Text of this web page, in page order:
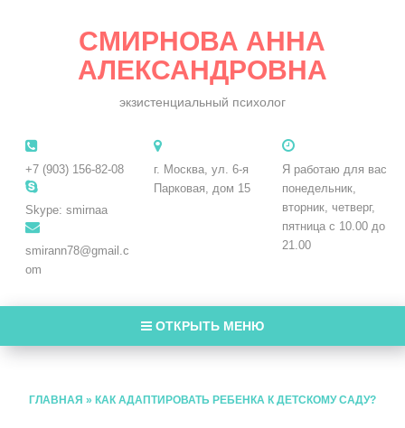
СМИРНОВА АННА
АЛЕКСАНДРОВНА
экзистенциальный психолог
Я работаю для вас
понедельник,
вторник, четверг,
пятница с 10.00 до
21.00
г. Москва, ул. 6-я
Парковая, дом 15
+7 (903) 156-82-08
Skype: smirnaa
smirann78@gmail.c
om
ОТКРЫТЬ МЕНЮ
ГЛАВНАЯ » КАК АДАПТИРОВАТЬ РЕБЕНКА К ДЕТСКОМУ САДУ?